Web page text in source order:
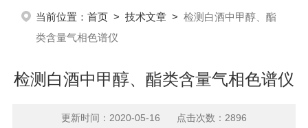
当前位置： 首页> 技术文章> 检测白酒中甲醇、酯
类含量气相色谱仪
检测白酒中甲醇、酯类含量气相色谱仪
更新时间：2020-05-16 点击次数：2896